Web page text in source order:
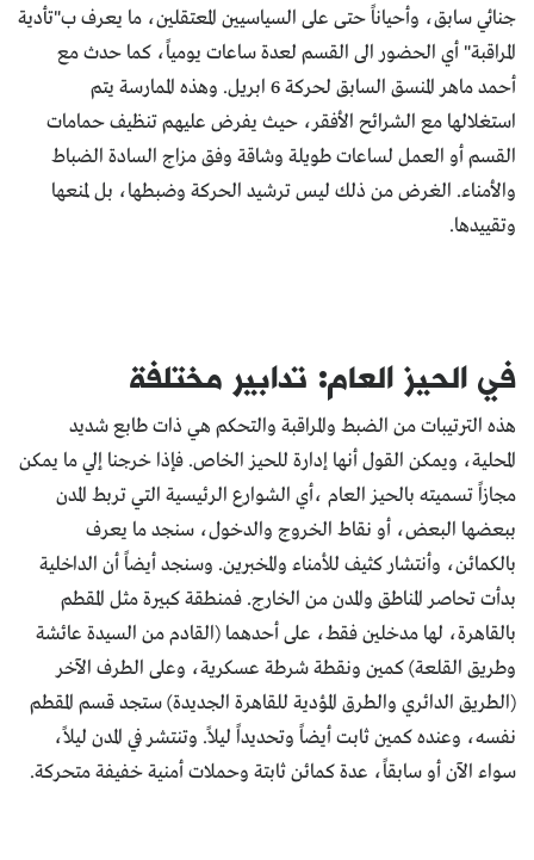
جنائي سابق، وأحياناً حتى على السياسيين المعتقلين، ما يعرف ب"تأدية
المراقبة" أي الحضور الى القسم لعدة ساعات يومياً، كما حدث مع
أحمد ماهر المنسق السابق لحركة 6 ابريل. وهذه الممارسة يتم
استغلالها مع الشرائح الأفقر، حيث يفرض عليهم تنظيف حمامات
القسم أو العمل لساعات طويلة وشاقة وفق مزاج السادة الضباط
والأمناء. الغرض من ذلك ليس ترشيد الحركة وضبطها، بل لمنعها
وتقييدها.
في الحيز العام: تدابير مختلفة
هذه الترتيبات من الضبط والمراقبة والتحكم هي ذات طابع شديد
المحلية، ويمكن القول أنها إدارة للحيز الخاص. فإذا خرجنا إلي ما يمكن
مجازاً تسميته بالحيز العام ،أي الشوارع الرئيسية التي تربط المدن
ببعضها البعض، أو نقاط الخروج والدخول، سنجد ما يعرف
بالكمائن، وأنتشار كثيف للأمناء والمخبرين. وسنجد أيضاً أن الداخلية
بدأت تحاصر المناطق والمدن من الخارج. فمنطقة كبيرة مثل المقطم
بالقاهرة، لها مدخلين فقط، على أحدهما (القادم من السيدة عائشة
وطريق القلعة) كمين ونقطة شرطة عسكرية، وعلى الطرف الآخر
(الطريق الدائري والطرق المؤدية للقاهرة الجديدة) ستجد قسم المقطم
نفسه، وعنده كمين ثابت أيضاً وتحديداً ليلاً. وتنتشر في المدن ليلاً،
سواء الآن أو سابقاً، عدة كمائن ثابتة وحملات أمنية خفيفة متحركة.